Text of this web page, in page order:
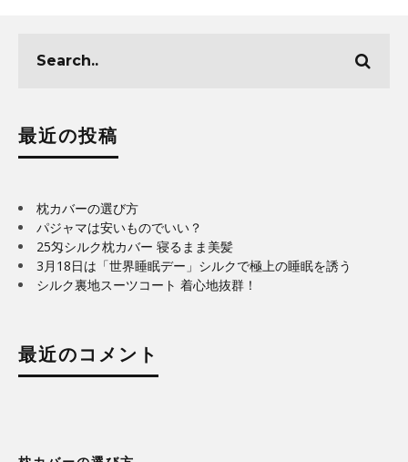
最近の投稿
枕カバーの選び方
パジャマは安いものでいい？
25匁シルク枕カバー 寝るまま美髪
3月18日は「世界睡眠デー」シルクで極上の睡眠を誘う
シルク裏地スーツコート 着心地抜群！
最近のコメント